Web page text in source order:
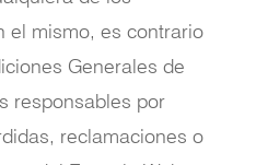
el mismo, es contrario
Generales de
responsables por
reclamaciones o